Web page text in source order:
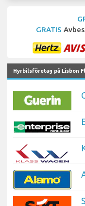
GRATIS
Hyrbilsföretag på Lisbon